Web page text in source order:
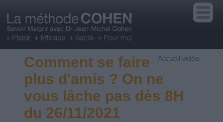
Accueil vidéo
Comment se faire
plus d'amis ? On ne
vous lâche pas dès 8H
du 26/11/2021